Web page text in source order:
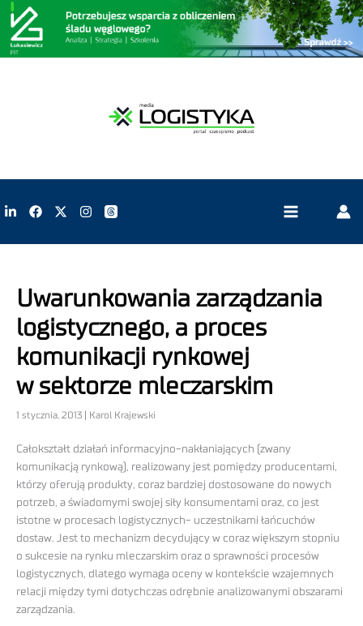
Uwarunkowania zarządzania
logistycznego, a proces
komunikacji rynkowej
w sektorze mleczarskim
1 stycznia, 2013 | Karol Krajewski
Całokształt działań informacyjno-nakłaniających (zwany
komunikacją rynkową), realizowany jest pomiędzy producentami,
którzy oferują produkty, coraz bardziej dostosowane do nowych
potrzeb, a świadomymi swojej siły konsumentami oraz, co jest
istotne w procesach logistycznych- uczestnikami łańcuchów
dostaw. Jest to mechanizm decydujący w coraz większym stopniu
o sukcesie na rynku mleczarskim oraz o sprawności procesów
logistycznych, dlatego wymaga oceny w kontekście wzajemnych
relacji między tymi dotychczas odrębnie analizowanymi obszarami
zarządzania.